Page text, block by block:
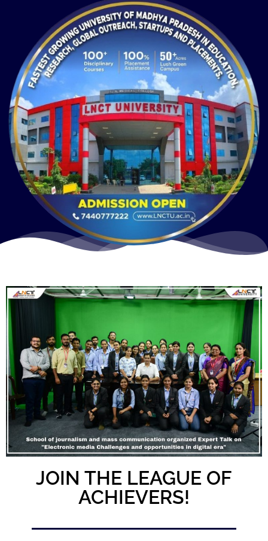
JOIN THE LEAGUE OF
ACHIEVERS!